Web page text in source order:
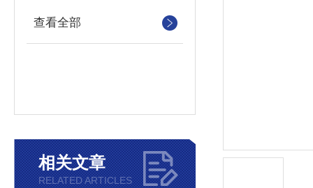
查看全部
相关文章
RELATED ARTICLES